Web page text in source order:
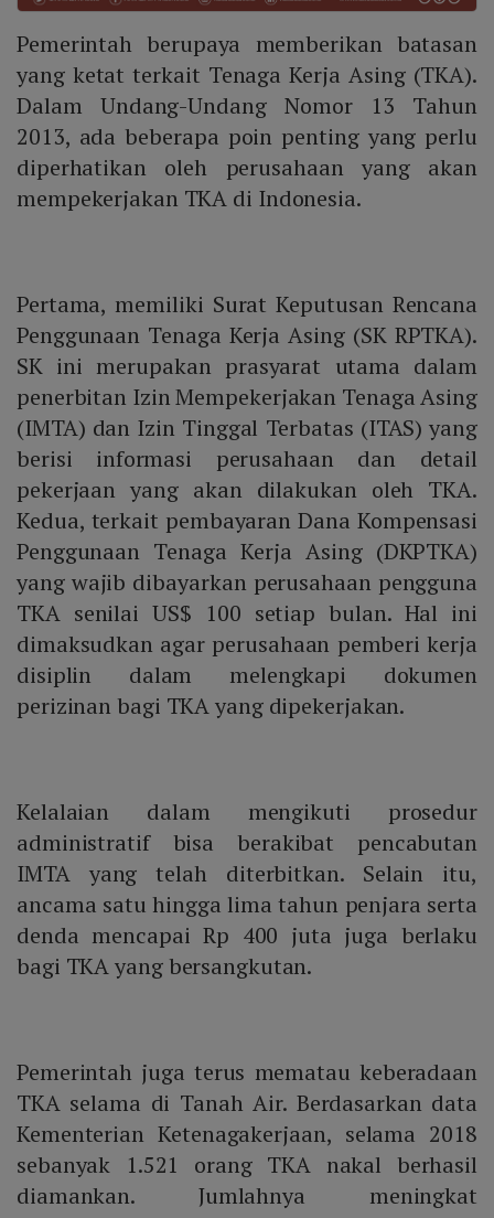
Pemerintah berupaya memberikan batasan
yang ketat terkait Tenaga Kerja Asing (TKA).
Dalam Undang-Undang Nomor 13 Tahun
2013, ada beberapa poin penting yang perlu
diperhatikan oleh perusahaan yang akan
mempekerjakan TKA di Indonesia.
Pertama, memiliki Surat Keputusan Rencana
Penggunaan Tenaga Kerja Asing (SK RPTKA).
SK ini merupakan prasyarat utama dalam
penerbitan Izin Mempekerjakan Tenaga Asing
(IMTA) dan Izin Tinggal Terbatas (ITAS) yang
berisi informasi perusahaan dan detail
pekerjaan yang akan dilakukan oleh TKA.
Kedua, terkait pembayaran Dana Kompensasi
Penggunaan Tenaga Kerja Asing (DKPTKA)
yang wajib dibayarkan perusahaan pengguna
TKA senilai US$ 100 setiap bulan. Hal ini
dimaksudkan agar perusahaan pemberi kerja
disiplin dalam melengkapi dokumen
perizinan bagi TKA yang dipekerjakan.
Kelalaian dalam mengikuti prosedur
administratif bisa berakibat pencabutan
IMTA yang telah diterbitkan. Selain itu,
ancama satu hingga lima tahun penjara serta
denda mencapai Rp 400 juta juga berlaku
bagi TKA yang bersangkutan.
Pemerintah juga terus mematau keberadaan
TKA selama di Tanah Air. Berdasarkan data
Kementerian Ketenagakerjaan, selama 2018
sebanyak 1.521 orang TKA nakal berhasil
diamankan. Jumlahnya meningkat